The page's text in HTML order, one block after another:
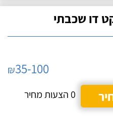
דו שכבתי
₪35-100
0 הצעות מחיר